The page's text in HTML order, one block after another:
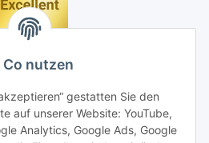
nutzen
gestatten Sie den
auf unserer Website: YouTube,
Analytics, Google Ads, Google